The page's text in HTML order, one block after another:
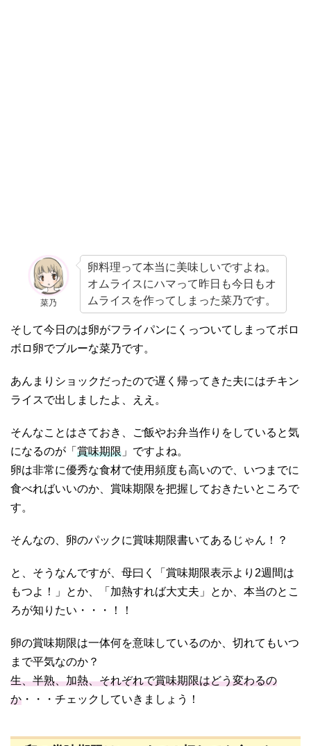
菜乃
卵料理って本当に美味しいですよね。
オムライスにハマって昨日も今日もオ
ムライスを作ってしまった菜乃です。
そして今日のは卵がフライパンにくっついてしまってボロ
ボロ卵でブルーな菜乃です。
あんまりショックだったので遅く帰ってきた夫にはチキン
ライスで出しましたよ、ええ。
そんなことはさておき、ご飯やお弁当作りをしていると気
になるのが「 賞味期限 」ですよね。
卵は非常に優秀な食材で使用頻度も高いので、いつまでに
食べればいいのか、賞味期限を把握しておきたいところで
す。
そんなの、卵のパックに賞味期限書いてあるじゃん！？
と、そうなんですが、母曰く「賞味期限表示より2週間は
もつよ！」とか、「加熱すれば大丈夫」とか、本当のとこ
ろが知りたい・・・！！
卵の賞味期限は一体何を意味しているのか、切れてもいつ
まで平気なのか？
生、半熟、加熱、それぞれで賞味期限はどう変わるの
か ・・・チェックしていきましょう！